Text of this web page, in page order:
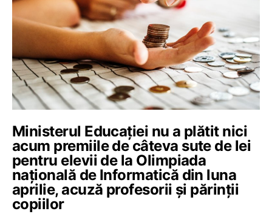
Ministerul Educației nu a plătit nici
acum premiile de câteva sute de lei
pentru elevii de la Olimpiada
națională de Informatică din luna
aprilie, acuză profesorii și părinții
copiilor